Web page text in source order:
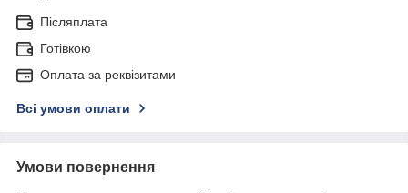
Післяплата
Готівкою
Оплата за реквізитами
Всі умови оплати
Умови повернення